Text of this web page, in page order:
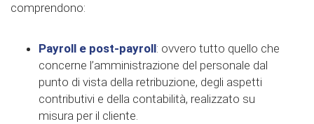
comprendono:
Payroll e post-payroll: ovvero tutto quello che
concerne l’amministrazione del personale dal
punto di vista della retribuzione, degli aspetti
contributivi e della contabilità, realizzato su
misura per il cliente.